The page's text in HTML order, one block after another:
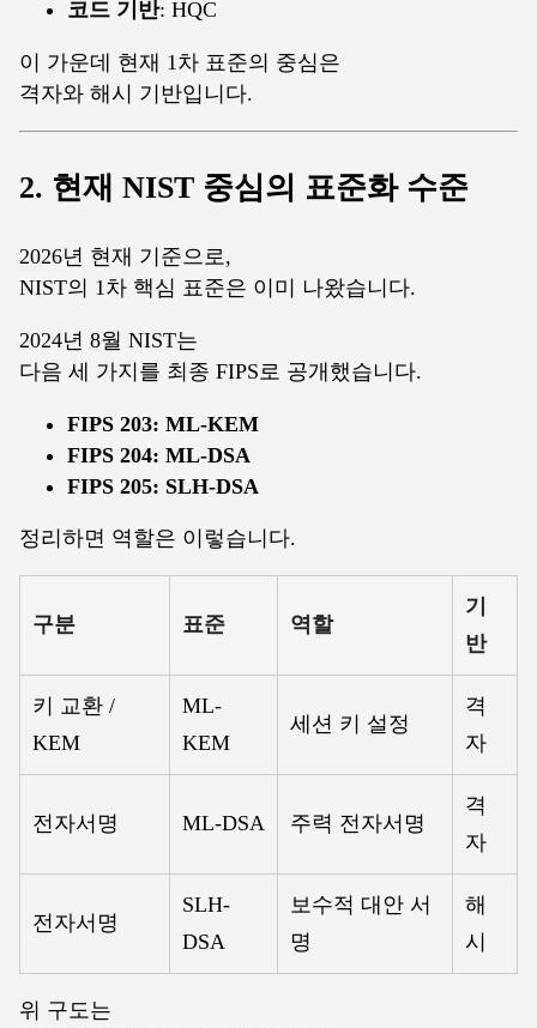
코드 기반: HQC
이 가운데 현재 1차 표준의 중심은
격자와 해시 기반입니다.
2. 현재 NIST 중심의 표준화 수준
2026년 현재 기준으로,
NIST의 1차 핵심 표준은 이미 나왔습니다.
2024년 8월 NIST는
다음 세 가지를 최종 FIPS로 공개했습니다.
FIPS 203: ML-KEM
FIPS 204: ML-DSA
FIPS 205: SLH-DSA
정리하면 역할은 이렇습니다.
구분 표준 역할
기
반
키 교환 /
KEM
ML-
KEM
세션 키 설정
격
자
전자서명 ML-DSA 주력 전자서명
격
자
전자서명
SLH-
DSA
보수적 대안 서
명
해
시
위 구도는